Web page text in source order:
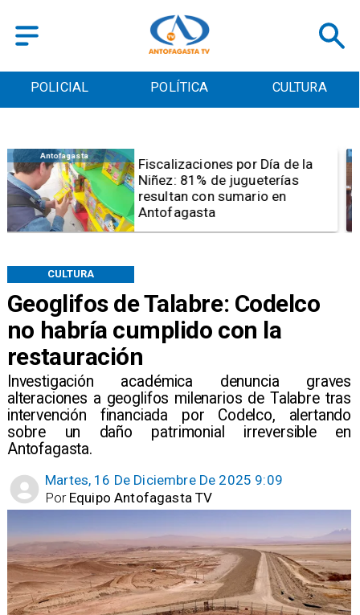
POLICIAL POLÍTICA CULTURA
Geoglifos de Talabre: Codelco
no habría cumplido con la
restauración
Investigación académica denuncia graves
alteraciones a geoglifos milenarios de Talabre tras
intervención financiada por Codelco, alertando
sobre un daño patrimonial irreversible en
Antofagasta.
CULTURA
Martes, 16 De Diciembre De 2025 9:09
Equipo Antofagasta TV
Por
Antofagasta
Tribunal frena opción de pena
mixta para Karen Rojo por ahora